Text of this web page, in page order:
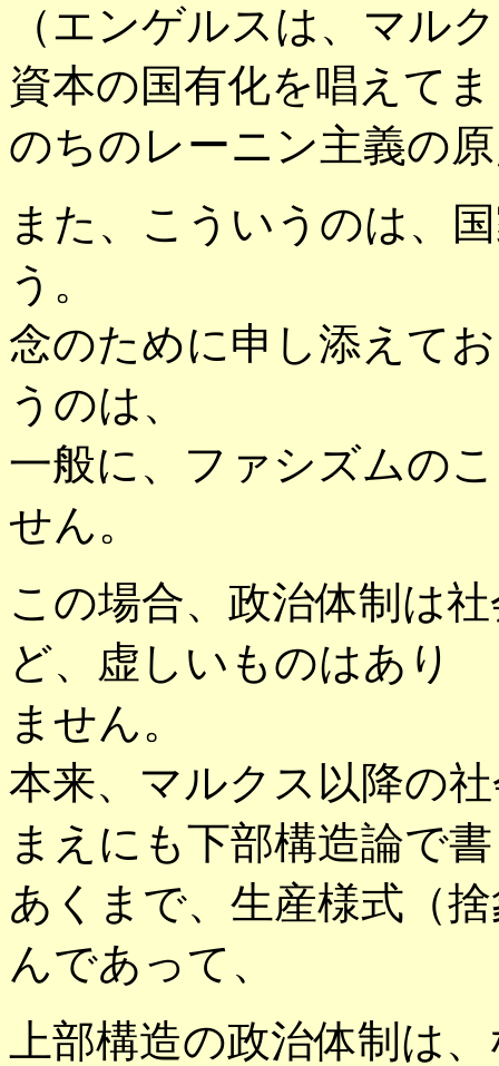
（エンゲルスは、マル
資本の国有化を唱えて
のちのレーニン主義の
また、こういうのは、
う。
念のために申し添えて
うのは、
一般に、ファシズムの
せん。
この場合、政治体制は
ど、虚しいものはあり
ません。
本来、マルクス以降の
まえにも下部構造論で
あくまで、生産様式（
んであって、
上部構造の政治体制は